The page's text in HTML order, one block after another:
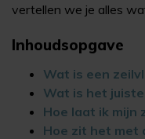
vertellen we je alles
Inhoudsopgave
Wat is een
Wat is het
Hoe laat ik mijn
Hoe zit het met